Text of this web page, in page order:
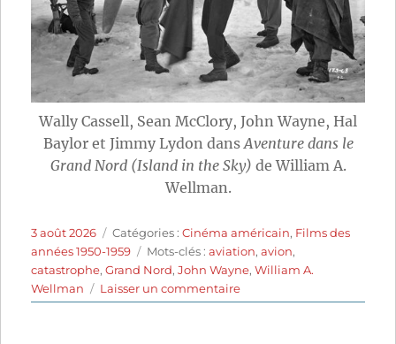
Wally Cassell, Sean McClory, John Wayne, Hal
Baylor et Jimmy Lydon dans Aventure dans le
Grand Nord (Island in the Sky) de William A.
Wellman.
Publié
le
3 août 2026 Catégories
Catégories :Cinéma américain, Films des
années 1950-1959
Étiquettes
Mots-clés :aviation,avion,
catastrophe,Grand Nord,John Wayne,William A.
Wellman
Laisser un commentairesur
Aventure